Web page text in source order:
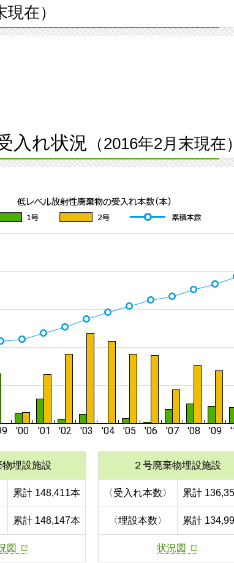
現在）
入れ状況 （2016年2月末現在
物埋設施設
累計 148,411本
累計 148,147本
図
２号廃棄物埋設施設
〈受入れ本数〉 累計
〈埋設本数〉 累計
状況図